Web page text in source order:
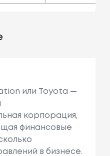
или Toyota —
корпорация,
финансовые
в бизнесе.